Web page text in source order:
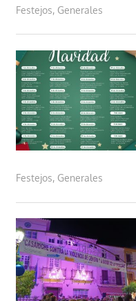
Festejos, Generales
Festejos, Generales